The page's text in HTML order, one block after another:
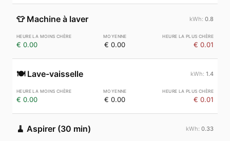
👕 Machine à laver 0.8
€ 0.00 € 0.00 € 0.01
🍽️ Lave-vaisselle 1.4
€ 0.00 € 0.00 € 0.01
🧹 Aspirer (30 min) 0.33